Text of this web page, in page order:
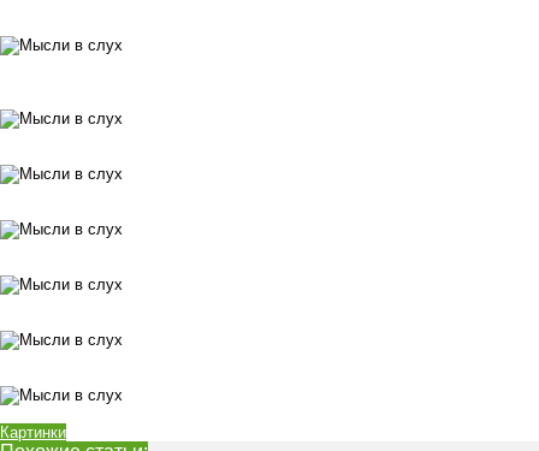
Картинки